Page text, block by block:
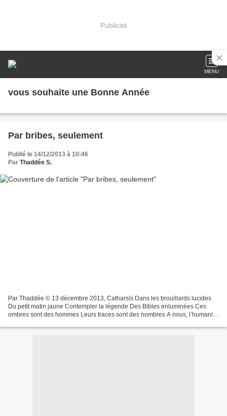
Publicité
MENU
vous souhaite une Bonne Année
Par bribes, seulement
Publié le 14/12/2013 à 10:46
Par Thaddée S.
Par Thaddée © 13 décembre 2013, Catharsis Dans les brouillards lucides
Du petit matin jaune Contempler la légende Des Bibles enluminées Ces
ombres sont des hommes Leurs traces sont des nombres A nous, l’humanité